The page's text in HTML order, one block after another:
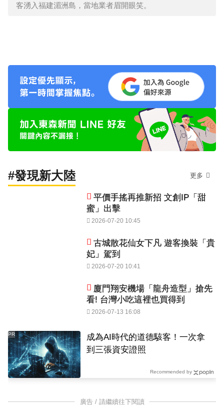
客湧入福建湄洲島，當地業者眉開眼笑。
#發現新大陸 更多
平價手搖再推新招 文創IP「甜
蜜」出擊
2026-07-20 10:45
古城散花仙女下凡 遊客換裝「貴
妃」駕到
2026-07-20 10:41
廈門翔安機場「龍舟造型」搶先
看! 台灣小吃這裡也買得到
2026-07-13 16:08
成為AI時代的道德駭客！一次拿
到三張資安證照
PR
Recommended by
廣告 / 請繼續往下閱讀